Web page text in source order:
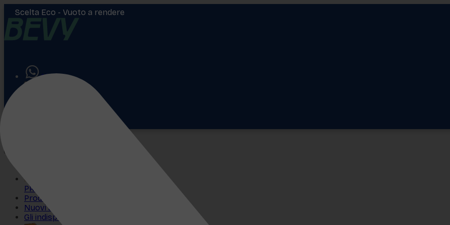
Aiuto
PROMO
Prodotti più venduti
Nuovi arrivi
Gli indispensabili
Scelta Eco - Vuoto a rendere